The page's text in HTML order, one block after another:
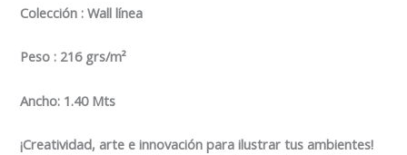
Colección : Wall línea
Peso : 216 grs/m²
Ancho: 1.40 Mts
¡Creatividad, arte e innovación para ilustrar tus ambientes!